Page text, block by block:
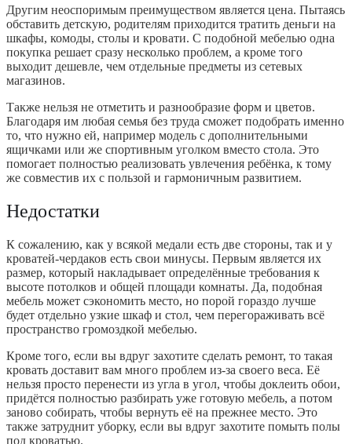
Другим неоспоримым преимуществом является цена. Пытаясь
обставить детскую, родителям приходится тратить деньги на
шкафы, комоды, столы и кровати. С подобной мебелью одна
покупка решает сразу несколько проблем, а кроме того
выходит дешевле, чем отдельные предметы из сетевых
магазинов.
Также нельзя не отметить и разнообразие форм и цветов.
Благодаря им любая семья без труда сможет подобрать именно
то, что нужно ей, например модель с дополнительными
ящичками или же спортивным уголком вместо стола. Это
помогает полностью реализовать увлечения ребёнка, к тому
же совместив их с пользой и гармоничным развитием.
Недостатки
К сожалению, как у всякой медали есть две стороны, так и у
кроватей-чердаков есть свои минусы. Первым является их
размер, который накладывает определённые требования к
высоте потолков и общей площади комнаты. Да, подобная
мебель может сэкономить место, но порой гораздо лучше
будет отдельно узкие шкаф и стол, чем перегораживать всё
пространство громоздкой мебелью.
Кроме того, если вы вдруг захотите сделать ремонт, то такая
кровать доставит вам много проблем из-за своего веса. Её
нельзя просто перенести из угла в угол, чтобы доклеить обои,
придётся полностью разбирать уже готовую мебель, а потом
заново собирать, чтобы вернуть её на прежнее место. Это
также затруднит уборку, если вы вдруг захотите помыть полы
под кроватью.